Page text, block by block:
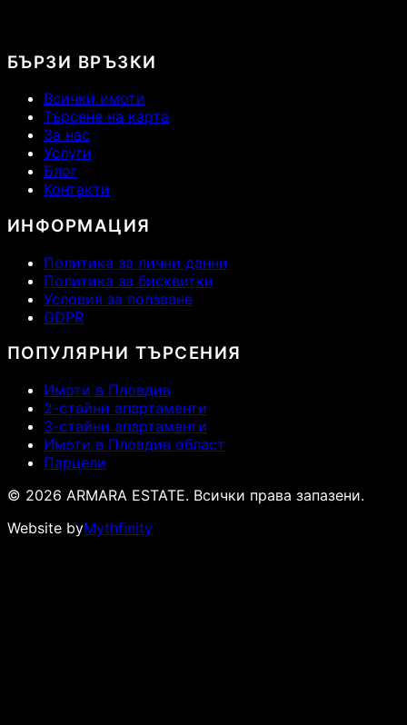
БЪРЗИ ВРЪЗКИ
Всички имоти
Търсене на карта
За нас
Услуги
Блог
Контакти
ИНФОРМАЦИЯ
Политика за лични данни
Политика за бисквитки
Условия за ползване
GDPR
ПОПУЛЯРНИ ТЪРСЕНИЯ
Имоти в Пловдив
2-стайни апартаменти
3-стайни апартаменти
Имоти в Пловдив област
Парцели
© 2026 ARMARA ESTATE. Всички права запазени.
Website byMythfinity